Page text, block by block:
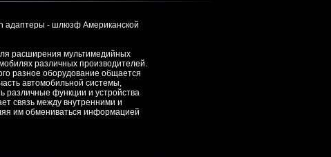
адаптеры - шлюзф Американской
расширения мультимедийных
различных производителей.
разное оборудование общается
автомобильной системы,
различные функции и устройства
связь между внутренними и
им обмениваться информацией